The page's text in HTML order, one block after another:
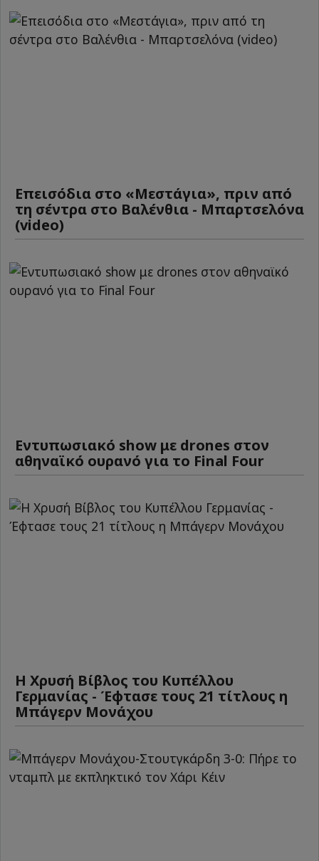
Επεισόδια στο «Μεστάγια», πριν από
τη σέντρα στο Βαλένθια - Μπαρτσελόνα
(video)
Εντυπωσιακό show με drones στον
αθηναϊκό ουρανό για το Final Four
Η Χρυσή Βίβλος του Κυπέλλου
Γερμανίας - Έφτασε τους 21 τίτλους η
Μπάγερν Μονάχου